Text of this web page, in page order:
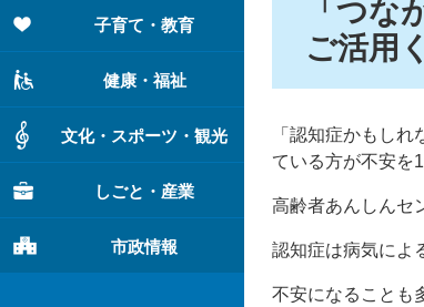
子育て・教育
健康・福祉
文化・スポーツ・観光
しごと・産業
市政情報
「つな
ご活用
「認知症かもし
ている方が不安を
高齢者あんしんセ
認知症は病気によ
不安になることも